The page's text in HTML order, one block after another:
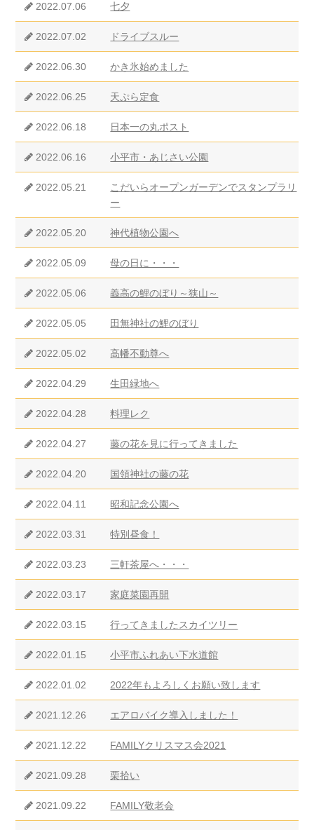
2022.07.06 七夕
2022.07.02 ドライブスルー
2022.06.30 かき氷始めました
2022.06.25 天ぷら定食
2022.06.18 日本一の丸ポスト
2022.06.16 小平市・あじさい公園
2022.05.21
こだいらオープンガーデンでスタンプラリ
ー
2022.05.20 神代植物公園へ
2022.05.09 母の日に・・・
2022.05.06 義高の鯉のぼり～狭山～
2022.05.05 田無神社の鯉のぼり
2022.05.02 高幡不動尊へ
2022.04.29 生田緑地へ
2022.04.28 料理レク
2022.04.27 藤の花を見に行ってきました
2022.04.20 国領神社の藤の花
2022.04.11 昭和記念公園へ
2022.03.31 特別昼食！
2022.03.23 三軒茶屋へ・・・
2022.03.17 家庭菜園再開
2022.03.15 行ってきましたスカイツリー
2022.01.15 小平市ふれあい下水道館
2022.01.02 2022年もよろしくお願い致します
2021.12.26 エアロバイク導入しました！
2021.12.22 FAMILYクリスマス会2021
2021.09.28 栗拾い
2021.09.22 FAMILY敬老会